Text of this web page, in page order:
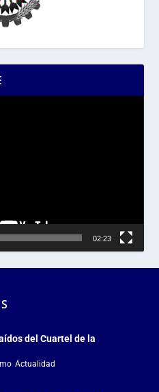
02:23
del Cuartel de la
,Actualidad